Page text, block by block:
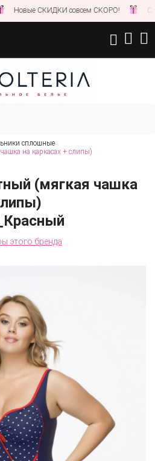
Новые СКИДКИ совсем СКОРО!
сплошные
на каркасах + слипы)
(мягкая чашка
этого бренда